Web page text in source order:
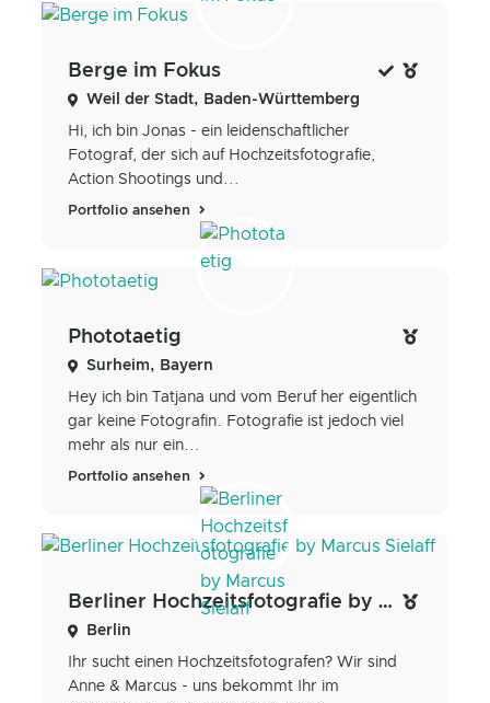
Berge im Fokus
Weil der Stadt, Baden-Württemberg
Hi, ich bin Jonas - ein leidenschaftlicher
Fotograf, der sich auf Hochzeitsfotografie,
Action Shootings und...
Portfolio ansehen
Phototaetig
Surheim, Bayern
Hey ich bin Tatjana und vom Beruf her eigentlich
gar keine Fotografin. Fotografie ist jedoch viel
mehr als nur ein...
Portfolio ansehen
Berliner Hochzeitsfotografie by Marcus Sielaff
Berlin
Ihr sucht einen Hochzeitsfotografen? Wir sind
Anne & Marcus - uns bekommt Ihr im